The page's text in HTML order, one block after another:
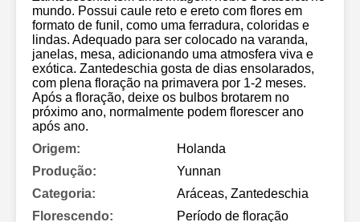
mundo. Possui caule reto e ereto com flores em
formato de funil, como uma ferradura, coloridas e
lindas. Adequado para ser colocado na varanda,
janelas, mesa, adicionando uma atmosfera viva e
exótica. Zantedeschia gosta de dias ensolarados,
com plena floração na primavera por 1-2 meses.
Após a floração, deixe os bulbos brotarem no
próximo ano, normalmente podem florescer ano
após ano.
Origem:
Holanda
Produção:
Yunnan
Categoria:
Aráceas, Zantedeschia
Florescendo:
Período de floração